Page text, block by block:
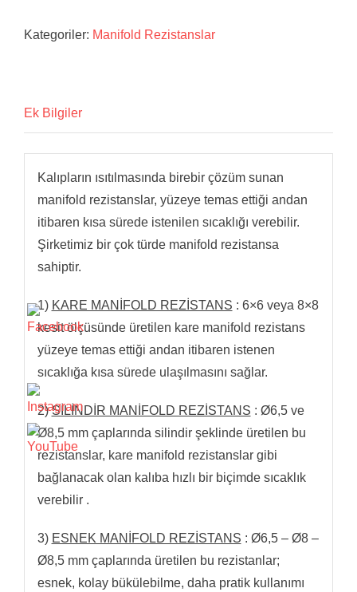
Kategoriler: Manifold Rezistanslar
Ek Bilgiler
Kalıpların ısıtılmasında birebir çözüm sunan
manifold rezistanslar, yüzeye temas ettiği andan
itibaren kısa sürede istenilen sıcaklığı verebilir.
Şirketimiz bir çok türde manifold rezistansa
sahiptir.
1) KARE MANİFOLD REZİSTANS : 6×6 veya 8×8
kesit ölçüsünde üretilen kare manifold rezistans
yüzeye temas ettiği andan itibaren istenen
sıcaklığa kısa sürede ulaşılmasını sağlar.
2)SİLİNDİR MANİFOLD REZİSTANS : Ø6,5 ve
Ø8,5 mm çaplarında silindir şeklinde üretilen bu
rezistanslar, kare manifold rezistanslar gibi
bağlanacak olan kalıba hızlı bir biçimde sıcaklık
verebilir .
3) ESNEK MANİFOLD REZİSTANS : Ø6,5 – Ø8 –
Ø8,5 mm çaplarında üretilen bu rezistanlar;
esnek, kolay bükülebilme, daha pratik kullanımı